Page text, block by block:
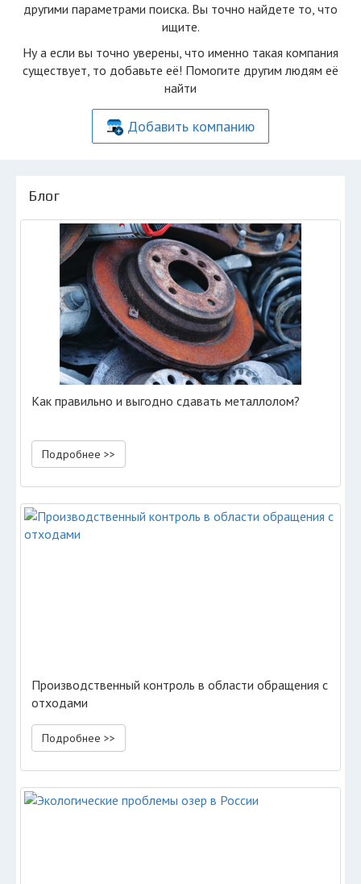
другими параметрами поиска. Вы точно найдете то, что
ищите.
Ну а если вы точно уверены, что именно такая компания
существует, то добавьте её! Помогите другим людям её
найти
Добавить компанию
Блог
Как правильно и выгодно сдавать металлолом?
Подробнее >>
Производственный контроль в области обращения с
отходами
Подробнее >>